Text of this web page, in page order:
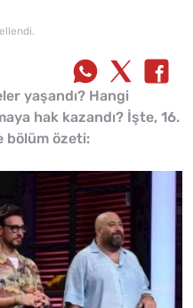
yaşandı? Hangi
hak kazandı? İşte, 16.
bölüm özeti: